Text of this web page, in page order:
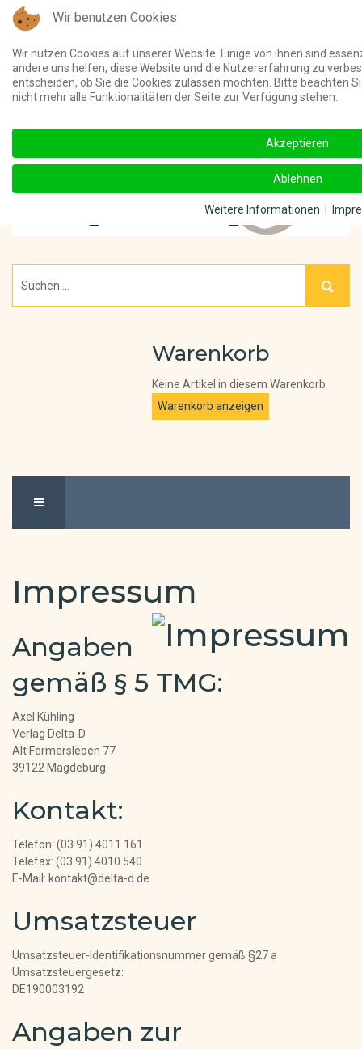
Warenkorb
Keine Artikel in diesem Warenkorb
Impressum
Angaben
gemäß § 5 TMG:
Axel Kühling
Verlag Delta-D
Alt Fermersleben 77
39122 Magdeburg
Kontakt:
Telefon: (03 91) 4011 161
Telefax: (03 91) 4010 540
E-Mail: kontakt@delta-d.de
Umsatzsteuer
Umsatzsteuer-Identifikationsnummer gemäß §27 a
Umsatzsteuergesetz:
DE190003192
Angaben zur
Wir benutzen Cookies
Wir nutzen Cookies auf unserer Website. Einige von ihnen sind
andere uns helfen, diese Website und die Nutzererfahrung zu
entscheiden, ob Sie die Cookies zulassen möchten. Bitte beachten
nicht mehr alle Funktionalitäten der Seite zur Verfügung stehen.
Akzeptieren
Ablehnen
Weitere Informationen